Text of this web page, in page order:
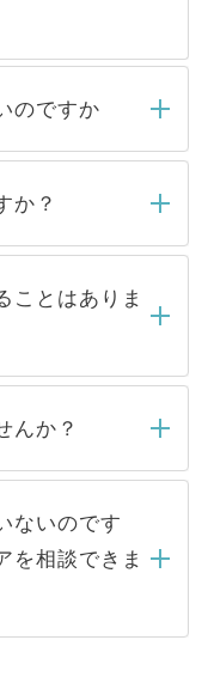
のですか
弊社担当者がご
ールもしくは
はご連絡をせて
お待ちくださ
か？
っている求人の
らご覧いただ
非公開求人は
は公開してい
気のある医療機
募が殺到する場
合った人材の
ケースが増え
ことはありま
は一切ありませ
定をいただい
せん。内定先へ
トナーが行い
んか？
はありませんの
トからの登録
個人情報は、
び転職活動の
。お預かりし
はご本人の許可
ないのです
を相談できま